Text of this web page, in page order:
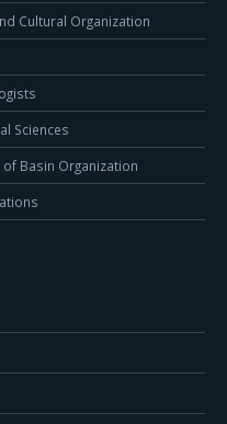
Cultural Organization
Sciences
Basin Organization